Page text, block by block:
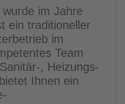
im Jahre
ein traditioneller
im
Team
, Heizungs-
Ihnen ein